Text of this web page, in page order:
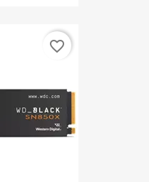
favorite_border